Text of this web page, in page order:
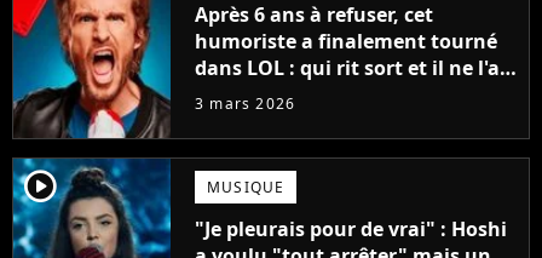
Après 6 ans à refuser, cet
humoriste a finalement tourné
dans LOL : qui rit sort et il ne l'a
pas fait pour l'argent, "J'ai
3 mars 2026
player2 MUSIQUE
"Je pleurais pour de vrai" : Hoshi